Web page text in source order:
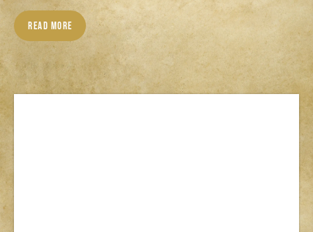
READ MORE